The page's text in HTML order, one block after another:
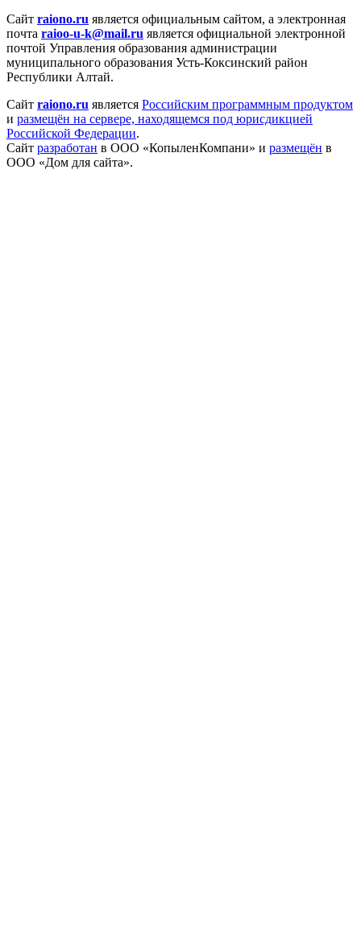
Сайт raiono.ru является официальным сайтом, а электронная
почта raioo-u-k@mail.ru является официальной электронной
почтой Управления образования администрации
муниципального образования Усть-Коксинский район
Республики Алтай.
Сайт raiono.ru является Российским программным продуктом
и размещён на сервере, находящемся под юрисдикцией
Российской Федерации.
Сайт разработан в ООО «КопыленКомпани» и размещён в
ООО «Дом для сайта».